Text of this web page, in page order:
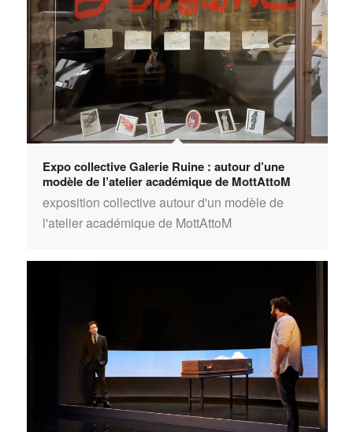
Expo collective Galerie Ruine : autour d’une
modèle de l’atelier académique de MottAttoM
exposition collective autour d'un modèle de
l'atelier académique de MottAttoM